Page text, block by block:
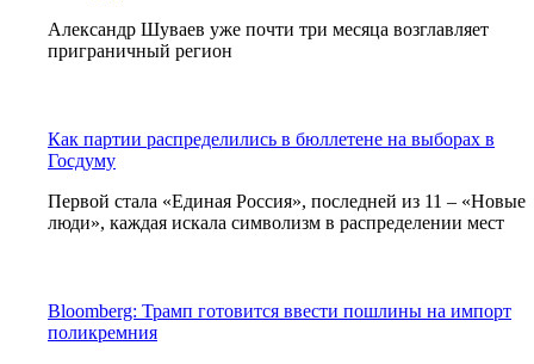
Александр Шуваев уже почти три месяца возглавляет
приграничный регион
Как партии распределились в бюллетене на выборах в
Госдуму
Первой стала «Единая Россия», последней из 11 – «Новые
люди», каждая искала символизм в распределении мест
Bloomberg: Трамп готовится ввести пошлины на импорт
поликремния